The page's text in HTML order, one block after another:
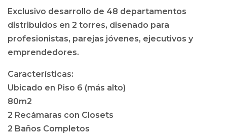
Exclusivo desarrollo de 48 departamentos
distribuidos en 2 torres, diseñado para
profesionistas, parejas jóvenes, ejecutivos y
emprendedores.
Características:
Ubicado en Piso 6 (más alto)
80m2
2 Recámaras con Closets
2 Baños Completos